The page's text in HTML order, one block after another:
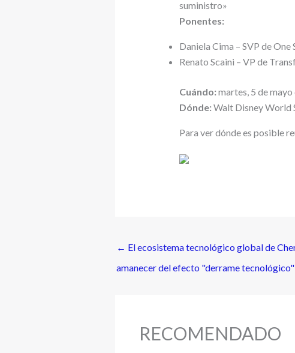
suministro»
Ponentes:
Daniela Cima – SVP de
Renato Scaini – VP de
Cuándo: martes, 5 de
Dónde: Walt Disney World
Para ver dónde es posible
← El ecosistema tecnológico global de
amanecer del efecto "derrame tecnológico"
RECOMENDADO